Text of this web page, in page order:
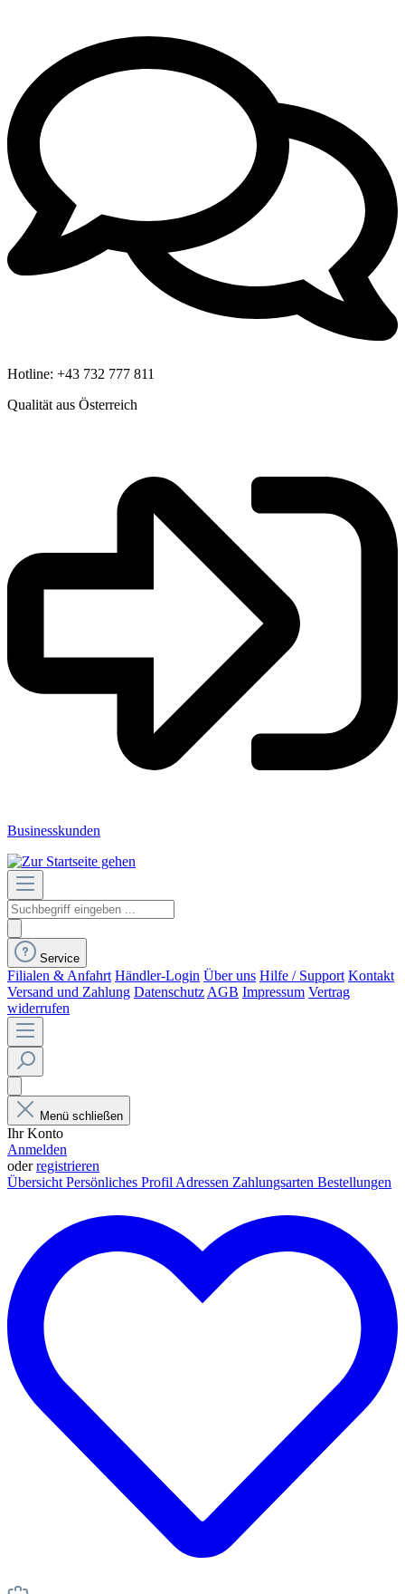
Hotline: +43 732 777 811
Qualität aus Österreich
Businesskunden
Service
Filialen & Anfahrt Händler-Login Über uns Hilfe / Support Kontakt
Versand und Zahlung Datenschutz AGB Impressum Vertrag
widerrufen
Menü schließen
Ihr Konto
Anmelden
oderregistrieren
Übersicht Persönliches Profil Adressen Zahlungsarten Bestellungen